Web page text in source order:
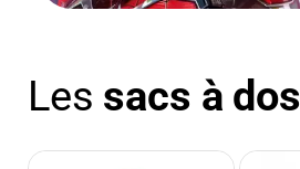
Les sacs à dos